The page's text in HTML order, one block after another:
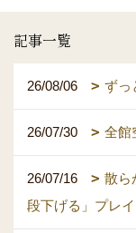
記事一覧
26/08/06 ずっ
26/07/30 全館
26/07/16
散ら
段下げる」プレ